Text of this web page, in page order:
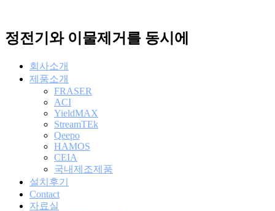
츠
로
정전기와 이물제거를 동시에
회사소개
제품소개
FRASER
ACI
YieldMAX
StreamTEk
Qeepo
HAMOS
CEIA
국내제조제품
설치후기
Contact
자료실